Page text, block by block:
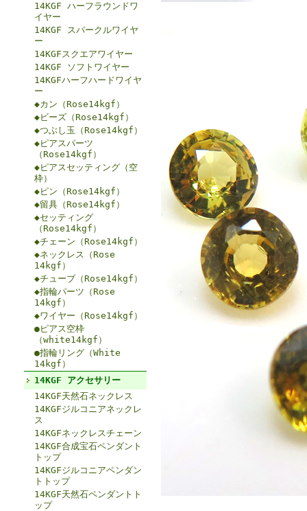
14KGF ハーフラウンドワ
イヤー
14KGF スパークルワイヤ
ー
14KGFスクエアワイヤー
14KGF ソフトワイヤー
14KGFハーフハードワイヤ
ー
◆カン（Rose14kgf）
◆ビーズ（Rose14kgf）
◆つぶし玉（Rose14kgf）
◆ピアスパーツ
（Rose14kgf）
◆ピアスセッティング（空
枠）
◆ピン（Rose14kgf）
◆留具（Rose14kgf）
◆セッティング
（Rose14kgf）
◆チェーン（Rose14kgf）
◆ネックレス（Rose
14kgf）
◆チューブ（Rose14kgf）
◆指輪パーツ（Rose
14kgf）
◆ワイヤー（Rose14kgf）
●ピアス空枠
（white14kgf）
●指輪リング（White
14kgf）
14KGF アクセサリー
14KGF天然石ネックレス
14KGFジルコニアネックレ
ス
14KGFネックレスチェーン
14KGF合成宝石ペンダント
トップ
14KGFジルコニアペンダン
トトップ
14KGF天然石ペンダントト
ップ